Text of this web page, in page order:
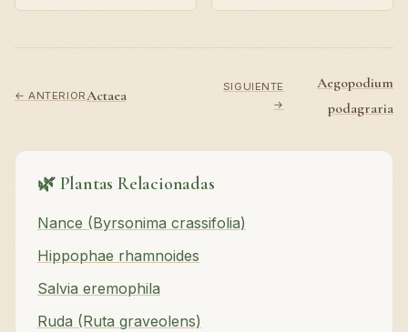
← ANTERIORActaea
SIGUIENTE
→
Aegopodium
podagraria
🌿 Plantas Relacionadas
Nance (Byrsonima crassifolia)
Hippophae rhamnoides
Salvia eremophila
Ruda (Ruta graveolens)